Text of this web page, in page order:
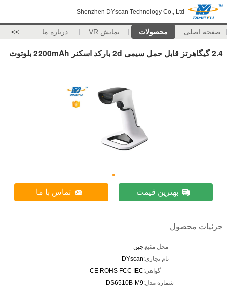
Shenzhen DYscan Technology Co., Ltd
صفحه اصلی محصولات نمایش VR درباره ما >>
2.4 گیگاهرتز قابل حمل سیمی 2d بارکد اسکنر 2200mAh بلوتوث
بهترین قیمت تماس با ما
جزئیات محصول
محل منبع:چین
نام تجاری:DYscan
گواهی:CE ROHS FCC IEC
شماره مدل:DS6510B-M9